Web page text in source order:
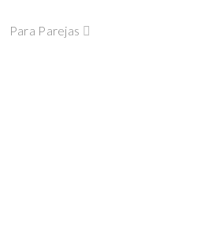
Para Parejas